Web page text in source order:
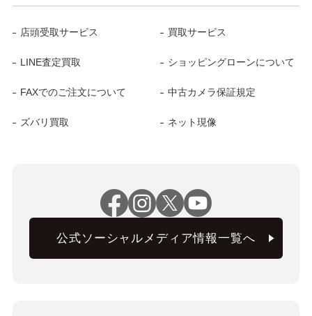
店頭受取サービス 買取サービス
LINE査定買取 ショッピングローンについて
FAXでのご注文について 中古カメラ保証規定
ズバリ買取 ネット現像
公式ソーシャルメディア情報一覧へ